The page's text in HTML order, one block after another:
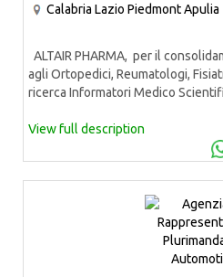
Calabria Lazio PiedmontApulia
ALTAIR PHARMA, per il
agli Ortopedici, Reumatologi,
ricerca Informatori Medico
View full description